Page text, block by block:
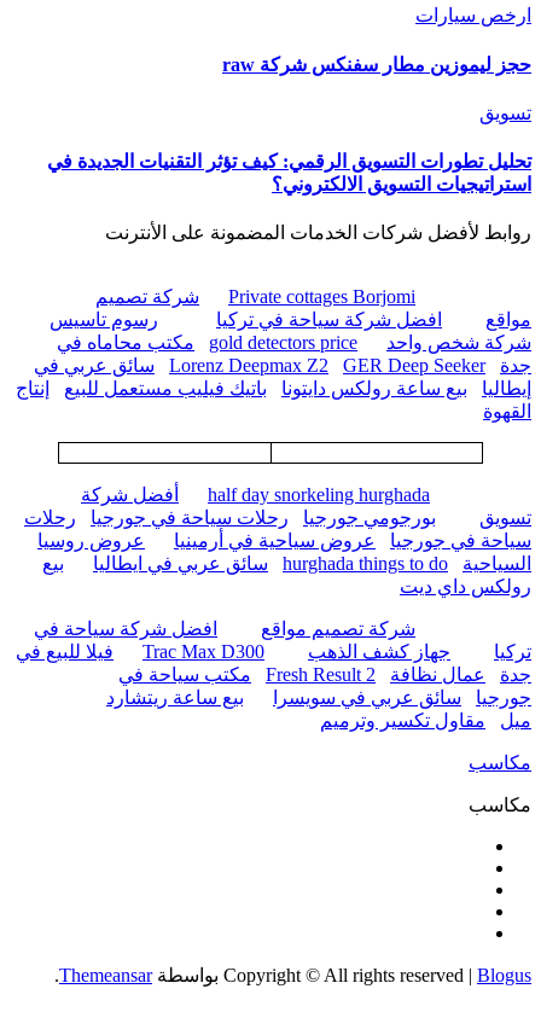
ارخص سيارات
حجز ليموزين مطار سفنكس شركة raw
تسويق
تحليل تطورات التسويق الرقمي: كيف تؤثر التقنيات الجديدة في
استراتيجيات التسويق الالكتروني؟
روابط لأفضل شركات الخدمات المضمونة على الأنترنت
Private cottages Borjomi
شركة تصميم
مواقع
افضل شركة سياحة في تركيا
رسوم تاسيس
شركة شخص واحد
gold detectors price
مكتب محاماه في
جدة
Lorenz Deepmax Z2 GER Deep Seeker
سائق عربي في
إيطاليا
بيع ساعة رولكس دايتونا باتيك فيليب مستعمل للبيع
إنتاج
القهوة
half day snorkeling hurghada
أفضل شركة
تسويق
بورجومي جورجيا رحلات سياحة في جورجيا
رحلات
سياحة في جورجيا
عروض سياحية في أرمينيا
عروض روسيا
السياحية
hurghada things to do سائق عربي في ايطاليا
بيع
رولكس داي ديت
شركة تصميم مواقع
افضل شركة سياحة في
تركيا
جهاز كشف الذهب Trac Max D300
فيلا للبيع في
جدة
عمال نظافة Fresh Result 2
مكتب سياحة في
جورجيا
سائق عربي في سويسرا
بيع ساعة ريتشارد
ميل
مقاول تكسير وترميم
مكاسب
مكاسب
Copyright © All rights reserved Blogus بواسطةThemeansar
.